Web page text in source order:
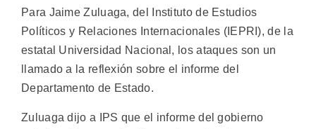
Para Jaime Zuluaga, del Instituto de Estudios
Políticos y Relaciones Internacionales (IEPRI), de la
estatal Universidad Nacional, los ataques son un
llamado a la reflexión sobre el informe del
Departamento de Estado.
Zuluaga dijo a IPS que el informe del gobierno